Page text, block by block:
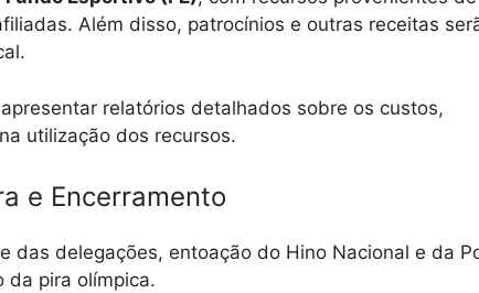
Além disso, patrocínios e outras receitas
relatórios detalhados sobre os custos,
utilização dos recursos.
e Encerramento
das delegações, entoação do Hino Nacional e da
da pira olímpica.